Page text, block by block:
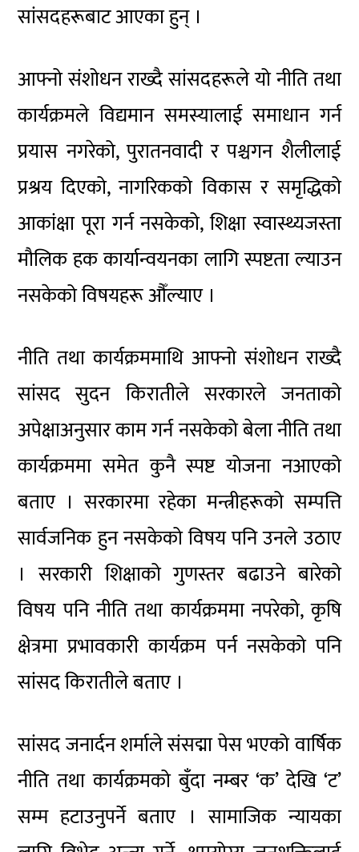
सांसदहरूबाट आएका हुन् ।
आफ्नो संशोधन राख्दै सांसदहरूले यो नीति तथा
कार्यक्रमले विद्यमान समस्यालाई समाधान गर्न
प्रयास नगरेको, पुरातनवादी र पश्चगन शैलीलाई
प्रश्रय दिएको, नागरिकको विकास र समृद्धिको
आकांक्षा पूरा गर्न नसकेको, शिक्षा स्वास्थ्यजस्ता
मौलिक हक कार्यान्वयनका लागि स्पष्टता ल्याउन
नसकेको विषयहरू औँल्याए ।
नीति तथा कार्यक्रममाथि आफ्नो संशोधन राख्दै
सांसद सुदन किरातीले सरकारले जनताको
अपेक्षाअनुसार काम गर्न नसकेको बेला नीति तथा
कार्यक्रममा समेत कुनै स्पष्ट योजना नआएको
बताए । सरकारमा रहेका मन्त्रीहरूको सम्पत्ति
सार्वजनिक हुन नसकेको विषय पनि उनले उठाए
। सरकारी शिक्षाको गुणस्तर बढाउने बारेको
विषय पनि नीति तथा कार्यक्रममा नपरेको, कृषि
क्षेत्रमा प्रभावकारी कार्यक्रम पर्न नसकेको पनि
सांसद किरातीले बताए ।
सांसद जनार्दन शर्माले संसद्मा पेस भएको वार्षिक
नीति तथा कार्यक्रमको बुँदा नम्बर ‘क’ देखि ‘ट’
सम्म हटाउनुपर्ने बताए । सामाजिक न्यायका